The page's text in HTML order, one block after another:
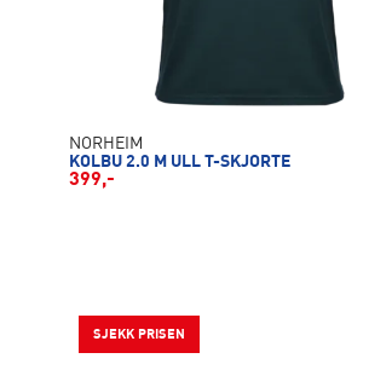
NORHEIM
KOLBU 2.0 M ULL T-SKJORTE
399,-
SJEKK PRISEN